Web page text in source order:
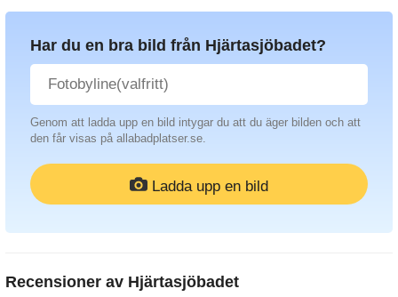
Har du en bra bild från Hjärtasjöbadet?
Genom att ladda upp en bild intygar du att du äger bilden och att
den får visas på allabadplatser.se.
Ladda upp en bild
Recensioner av Hjärtasjöbadet